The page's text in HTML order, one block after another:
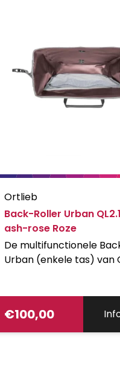
Ortlieb
Back-Roller Urban
ash-rose Roze
De multifunctionele
Urban (enkele tas) van
universiteit of school
Passend bij de casual of
€100,00